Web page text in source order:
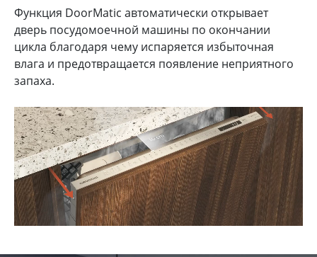
Функция DoorMatic автоматически открывает
дверь посудомоечной машины по окончании
цикла благодаря чему испаряется избыточная
влага и предотвращается появление неприятного
запаха.